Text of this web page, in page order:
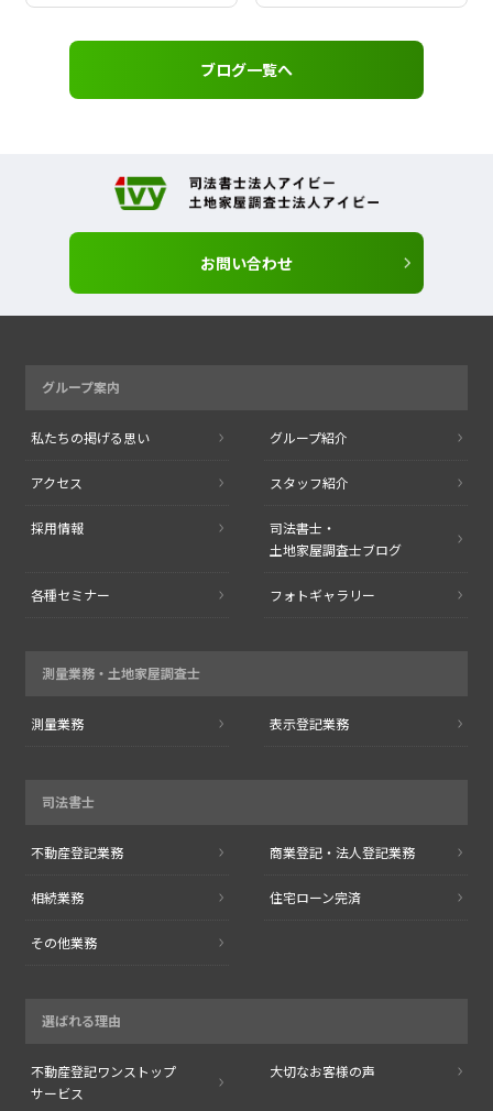
ブログ一覧へ
お問い合わせ
グループ案内
私たちの掲げる思い グループ紹介
アクセス スタッフ紹介
採用情報
司法書士・
土地家屋調査士ブログ
各種セミナー フォトギャラリー
測量業務・ 土地家屋調査士
測量業務 表示登記業務
司法書士
不動産登記業務 商業登記・法人登記業務
相続業務 住宅ローン完済
その他業務
選ばれる理由
不動産登記ワンストップ
サービス
大切なお客様の声